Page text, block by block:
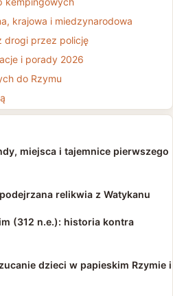
krajowa i miedzynarodowa
drogi przez policję
i porady 2026
do Rzymu
miejsca i tajemnice pierwszego
relikwia z Watykanu
(312 n.e.): historia kontra
dzieci w papieskim Rzymie i